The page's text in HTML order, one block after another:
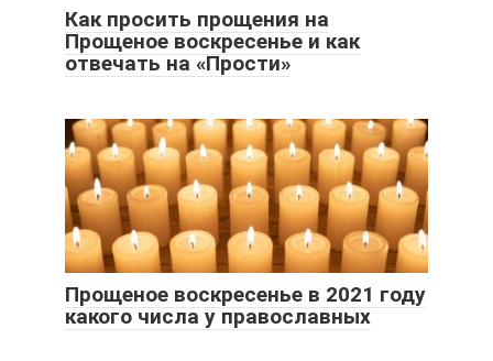
Как просить прощения на
Прощеное воскресенье и как
отвечать на «Прости»
Прощеное воскресенье в 2021 году
какого числа у православных